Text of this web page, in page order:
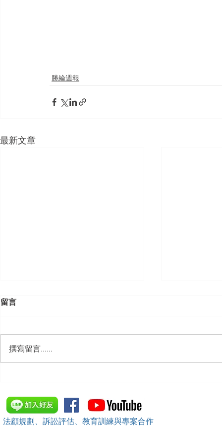
勝綸週報
最新文章
訓練）課程，邀請本所所長 邱
靖棠律師 擔任講師
留言
撰寫留言......
法顧規劃、訴訟評估、教育訓練與專案合作